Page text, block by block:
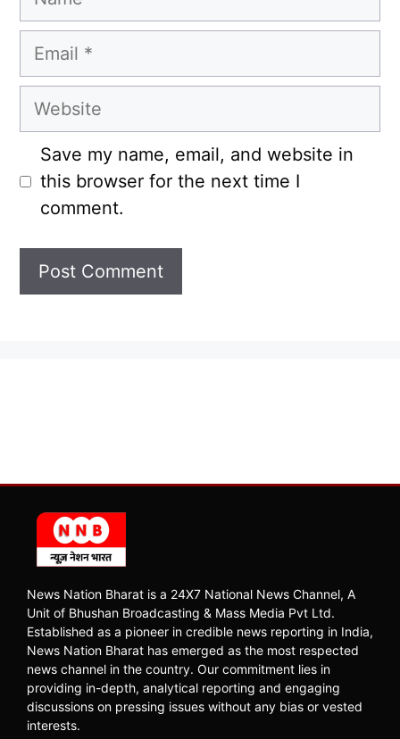
Email
Website
Save my name, email, and website in
this browser for the next time I
comment.
News Nation Bharat is a 24X7 National News Channel, A
Unit of Bhushan Broadcasting & Mass Media Pvt Ltd.
Established as a pioneer in credible news reporting in India,
News Nation Bharat has emerged as the most respected
news channel in the country. Our commitment lies in
providing in-depth, analytical reporting and engaging
discussions on pressing issues without any bias or vested
interests.